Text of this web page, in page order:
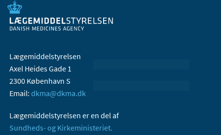
Lægemiddelstyrelsen
Axel Heides Gade 1
2300 København S
Email: dkma@dkma.dk
Lægemiddelstyrelsen er en del af
Sundheds- og Kirkeministeriet.